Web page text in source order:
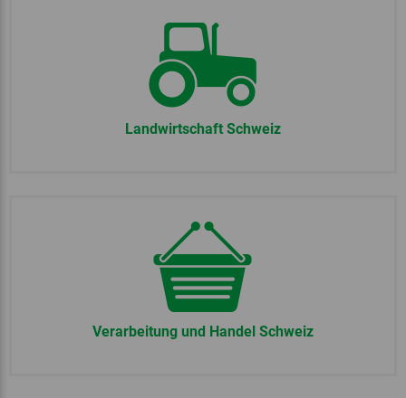
Landwirtschaft Schweiz
Verarbeitung und Handel Schweiz